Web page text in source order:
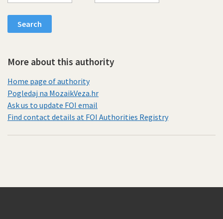
More about this authority
Home page of authority
Pogledaj na MozaikVeza.hr
Ask us to update FOI email
Find contact details at FOI Authorities Registry